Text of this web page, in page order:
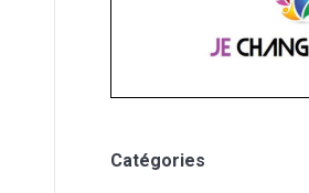
Catégories